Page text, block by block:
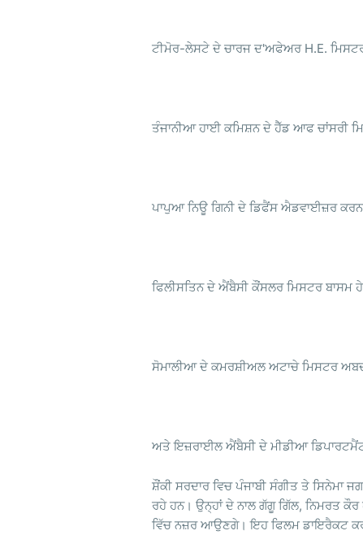
ਟੀਮੋਰ-ਲੇਸਟੇ ਦੇ ਚਾਰਜ ਦ'ਅਫੇਅਰ H.E.
ਤੰਜਾਨੀਆ ਹਾਈ ਕਮਿਸ਼ਨ ਦੇ ਹੈੱਡ ਆਫ ਚਾਂਸਰੀ
ਪਾਪੁਆ ਨਿਊ ਗਿਨੀ ਦੇ ਡਿਫੈਂਸ ਐਡਵਾਈਜ਼ਰ
ਫਿਲੀਸਤਿਨ ਦੇ ਐਂਬੈਸੀ ਕੌਂਸਲਰ ਮਿਸਟਰ ਬਾਸਮ
ਸੋਮਾਲੀਆ ਦੇ ਕਮਰਸ਼ੀਅਲ ਅਟਾਚੇ ਮਿਸਟਰ
ਅਤੇ ਇਜ਼ਰਾਈਲ ਐਂਬੈਸੀ ਦੇ ਮੀਡੀਆ
ਸ਼ੌਂਕੀ ਸਰਦਾਰ ਵਿਚ ਪੰਜਾਬੀ ਸੰਗੀਤ ਤੇ ਸਿਨੇਮਾ
ਰਹੇ ਹਨ। ਉਨ੍ਹਾਂ ਦੇ ਨਾਲ ਗੱਗੂ ਗਿੱਲ, ਨਿਮਰਤ ਕੌਰ
ਵਿੱਚ ਨਜ਼ਰ ਆਉਣਗੇ। ਇਹ ਫਿਲਮ ਡਾਇਰੈਕਟ